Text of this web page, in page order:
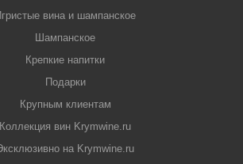
вина и шампанское
Шампанское
Крепкие напитки
Подарки
Крупным клиентам
Коллекция вин Krymwine.ru
на Krymwine.ru